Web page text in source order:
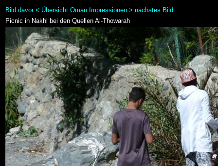
Bild davor< Übersicht Oman Impressionen > nächstes Bild
Picnic in Nakhl bei den Quellen Al-Thowarah